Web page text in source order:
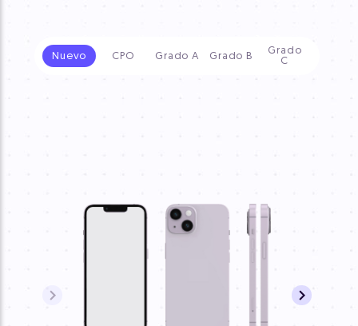
Nuevo CPO Grado A Grado B
Grado
C